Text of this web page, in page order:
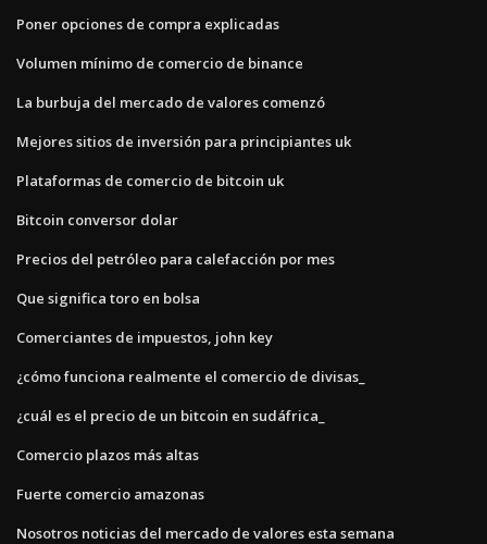
Poner opciones de compra explicadas
Volumen mínimo de comercio de binance
La burbuja del mercado de valores comenzó
Mejores sitios de inversión para principiantes uk
Plataformas de comercio de bitcoin uk
Bitcoin conversor dolar
Precios del petróleo para calefacción por mes
Que significa toro en bolsa
Comerciantes de impuestos, john key
¿cómo funciona realmente el comercio de divisas_
¿cuál es el precio de un bitcoin en sudáfrica_
Comercio plazos más altas
Fuerte comercio amazonas
Nosotros noticias del mercado de valores esta semana